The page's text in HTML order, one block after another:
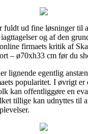
fuldt ud fine løsninger til
og af den
firmaets kritik af
– ø70xh33 cm før du
lignende egentlig
popularitet. I øvrigt er
kan offentliggøre en
tillige kan udnyttes til